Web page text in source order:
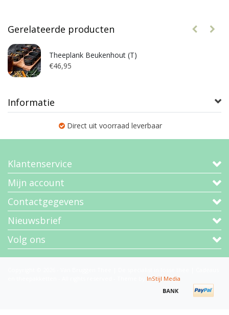
Gerelateerde producten
Theeplank Beukenhout (T)
€46,95
Informatie
Direct uit voorraad leverbaar
Klantenservice
Mijn account
Contactgegevens
Nieuwsbrief
Volg ons
InStijl Media